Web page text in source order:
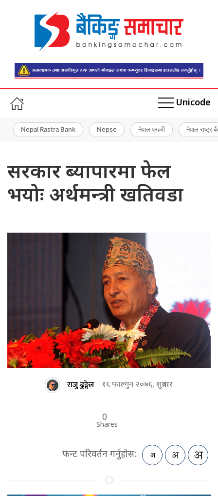
Unicode
Nepal Rastra Bank Nepse नेपाल प्रहरी नेपाल राष्ट्र
सरकार ब्यापारमा फेल
भयोः अर्थमन्त्री खतिवडा
राजु ढुङ्गेल १६ फाल्गुन २०७६, शुक्रबार
0
Shares
फन्ट परिवर्तन गर्नुहोस: